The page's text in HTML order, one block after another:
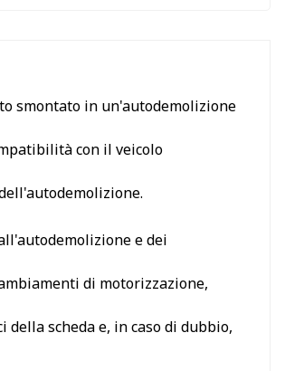
smontato in un'autodemolizione
con il veicolo
e dei
di motorizzazione,
scheda e, in caso di dubbio,